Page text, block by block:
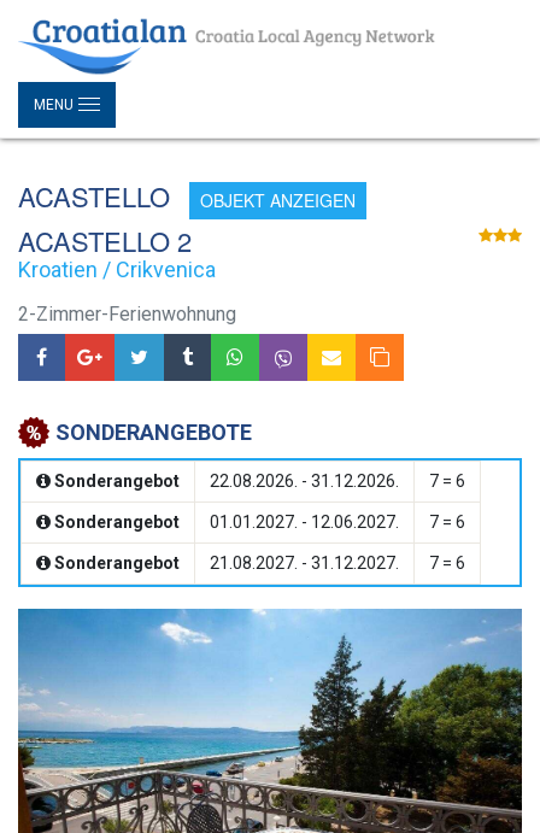
MENU
ACASTELLO OBJEKT ANZEIGEN
ACASTELLO 2
Kroatien / Crikvenica
2-Zimmer-Ferienwohnung
SONDERANGEBOTE
Sonderangebot 22.08.2026. - 31.12.2026. 7 = 6
Sonderangebot 01.01.2027. - 12.06.2027. 7 = 6
Sonderangebot 21.08.2027. - 31.12.2027. 7 = 6